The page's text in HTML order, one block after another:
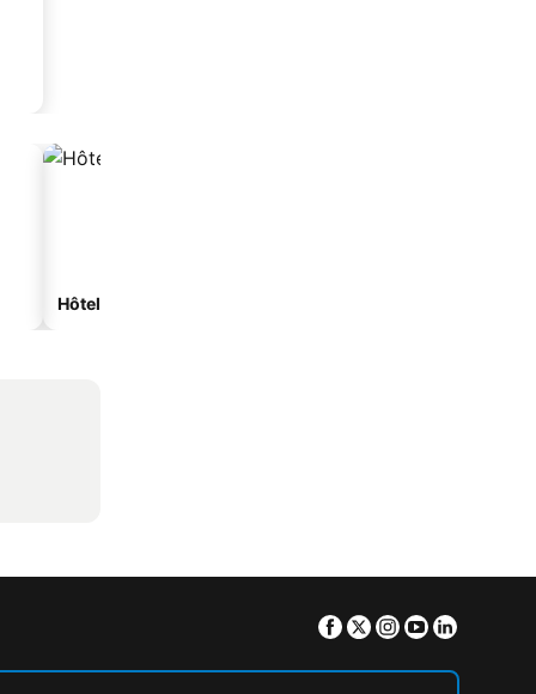
Hôtels spa
Facebook
TwitterInstagram
Youtube